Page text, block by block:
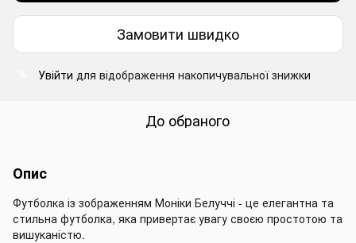
Замовити швидко
Увійти для відображення накопичувальної знижки
До обраного
Опис
Футболка із зображенням Моніки Белуччі - це елегантна та
стильна футболка, яка привертає увагу своєю простотою та
вишуканістю.